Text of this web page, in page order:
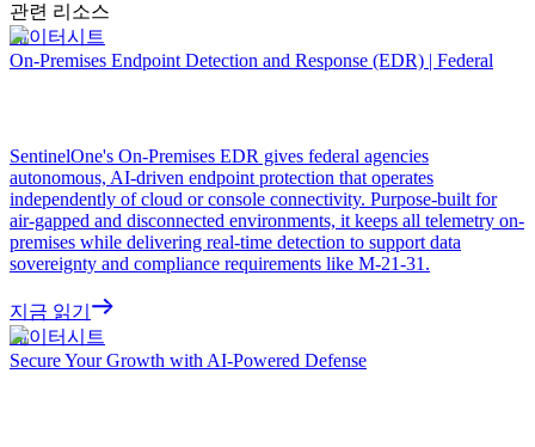
관련 리소스
데이터시트
On-Premises Endpoint Detection and Response (EDR) | Federal
SentinelOne's On-Premises EDR gives federal agencies
autonomous, AI-driven endpoint protection that operates
independently of cloud or console connectivity. Purpose-built for
air-gapped and disconnected environments, it keeps all telemetry on-
premises while delivering real-time detection to support data
sovereignty and compliance requirements like M-21-31.
지금 읽기
데이터시트
Secure Your Growth with AI-Powered Defense